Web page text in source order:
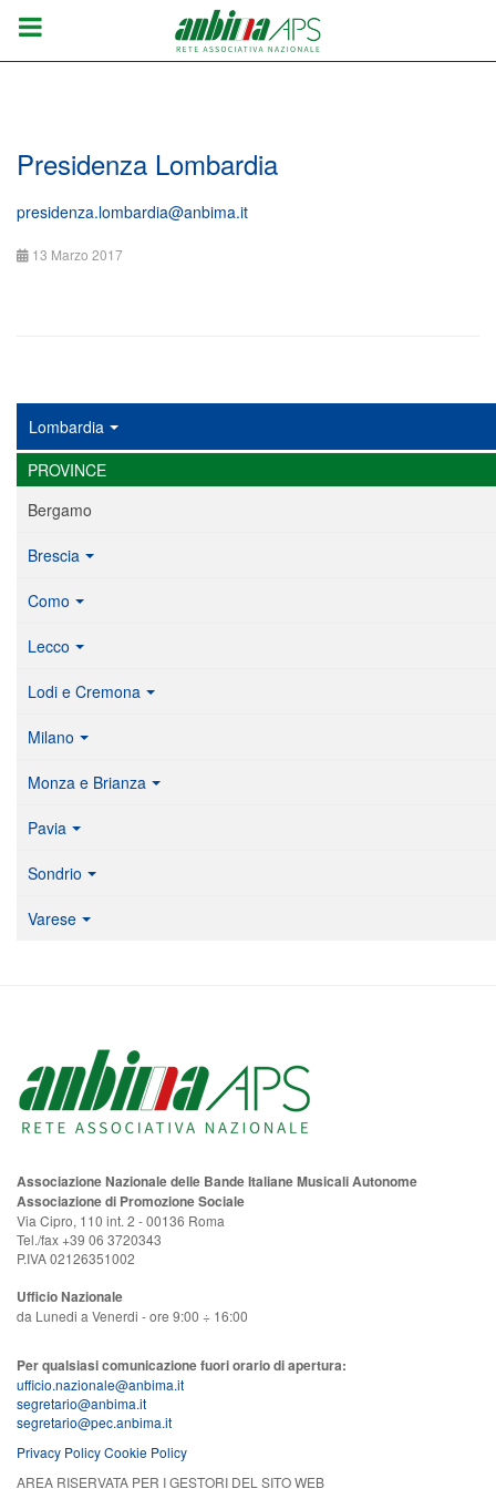
Presidenza Lombardia
presidenza.lombardia@anbima.it
13 Marzo 2017
Lombardia
PROVINCE
Bergamo
Brescia
Como
Lecco
Lodi e Cremona
Milano
Monza e Brianza
Pavia
Sondrio
Varese
Associazione Nazionale delle Bande Italiane Musicali Autonome
Associazione di Promozione Sociale
Via Cipro, 110 int. 2 - 00136 Roma
Tel./fax +39 06 3720343
P.IVA 02126351002
Ufficio Nazionale
da Lunedi a Venerdi - ore 9:00 ÷ 16:00
Per qualsiasi comunicazione fuori orario di apertura:
ufficio.nazionale@anbima.it
segretario@anbima.it
segretario@pec.anbima.it
Privacy PolicyCookie Policy
AREA RISERVATA PER I GESTORI DEL SITO WEB